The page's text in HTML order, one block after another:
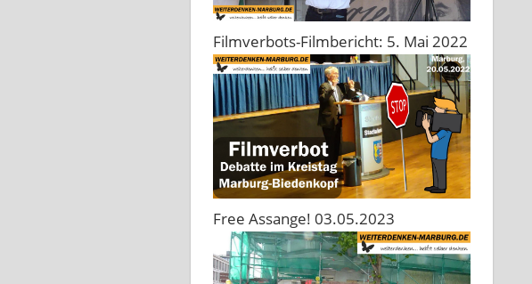
Filmverbots-Filmbericht: 5. Mai 2022
Free Assange! 03.05.2023